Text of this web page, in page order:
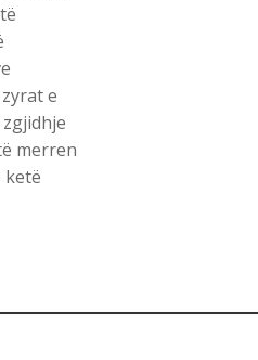
e
merren
ketë